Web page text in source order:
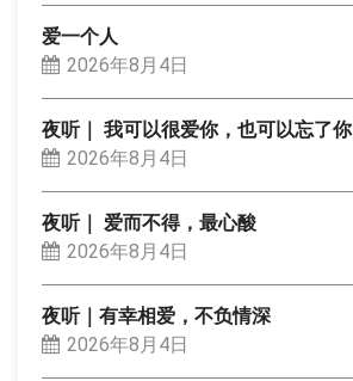
爱一个人
2026年8月4日
夜听｜ 我可以很爱你，也可以忘了你
2026年8月4日
夜听｜ 爱而不得，最心酸
2026年8月4日
夜听｜有幸相爱，不负情深
2026年8月4日